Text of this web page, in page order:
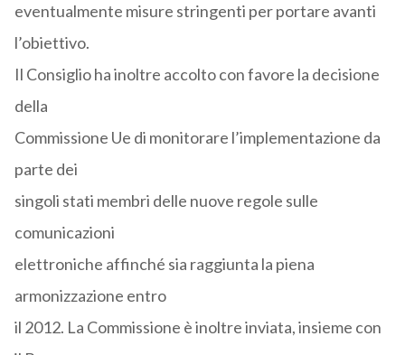
eventualmente misure stringenti per portare avanti
l’obiettivo.
Il Consiglio ha inoltre accolto con favore la decisione
della
Commissione Ue di monitorare l’implementazione da
parte dei
singoli stati membri delle nuove regole sulle
comunicazioni
elettroniche affinché sia raggiunta la piena
armonizzazione entro
il 2012. La Commissione è inoltre inviata, insieme con